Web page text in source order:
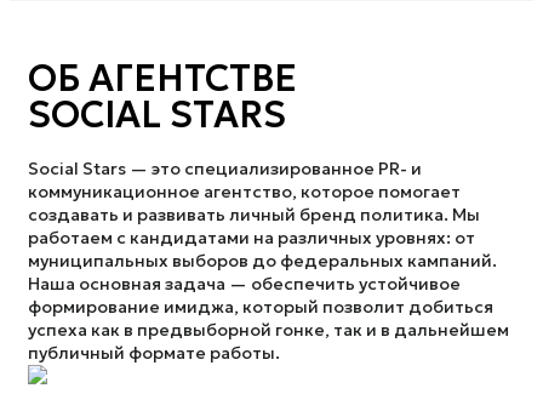
ОБ АГЕНТСТВЕ
SOCIAL STARS
Social Stars — это специализированное PR- и
коммуникационное агентство, которое помогает
создавать и развивать личный бренд политика. Мы
работаем с кандидатами на различных уровнях: от
муниципальных выборов до федеральных кампаний.
Наша основная задача — обеспечить устойчивое
формирование имиджа, который позволит добиться
успеха как в предвыборной гонке, так и в дальнейшем
публичный формате работы.